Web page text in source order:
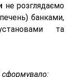
не розглядаємо
банками,
та
сформувало: